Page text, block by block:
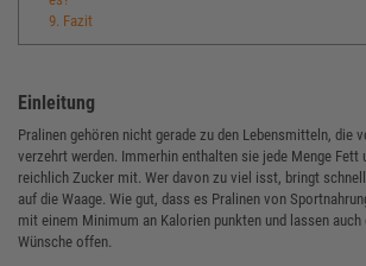
9. Fazit
Einleitung
Pralinen gehören nicht gerade zu den Lebensmitteln, die
verzehrt werden. Immerhin enthalten sie jede Menge Fett
reichlich Zucker mit. Wer davon zu viel isst, bringt
auf die Waage. Wie gut, dass es Pralinen von
mit einem Minimum an Kalorien punkten und lassen
Wünsche offen.